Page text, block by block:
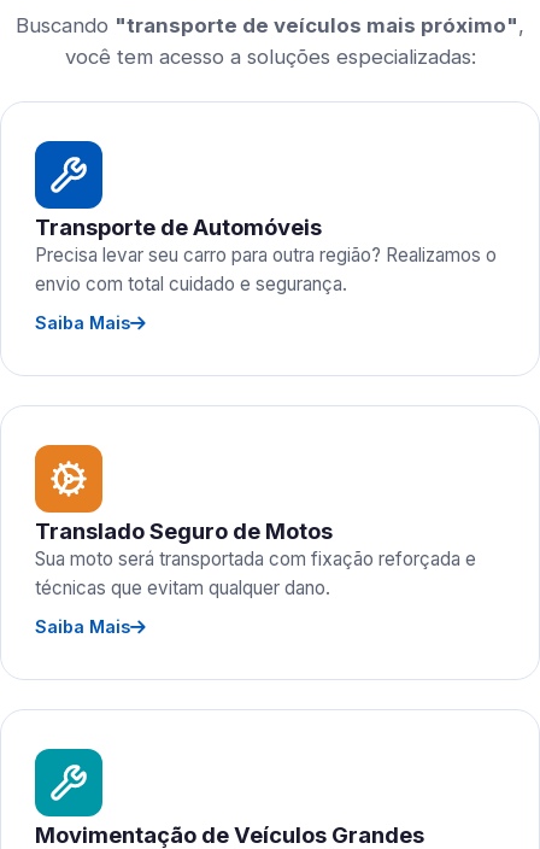
Buscando "transporte de veículos mais próximo",
você tem acesso a soluções especializadas:
Transporte de Automóveis
Precisa levar seu carro para outra região? Realizamos o
envio com total cuidado e segurança.
Saiba Mais
Translado Seguro de Motos
Sua moto será transportada com fixação reforçada e
técnicas que evitam qualquer dano.
Saiba Mais
Movimentação de Veículos Grandes